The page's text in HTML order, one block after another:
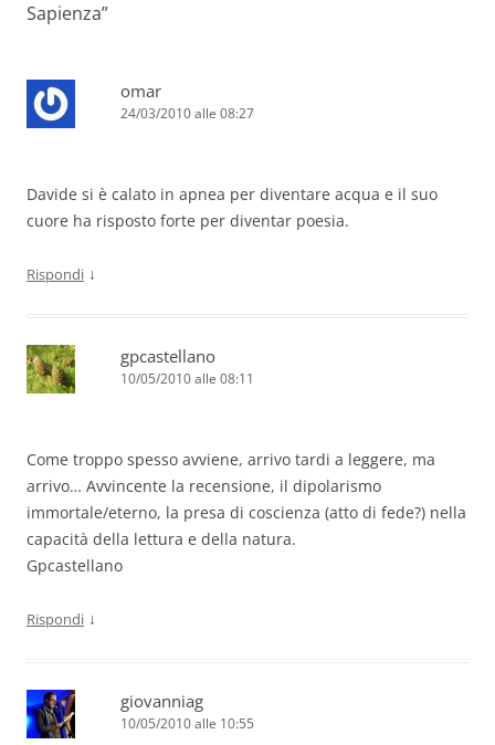
Sapienza”
omar
24/03/2010 alle 08:27
Davide si è calato in apnea per diventare acqua e il suo
cuore ha risposto forte per diventar poesia.
Rispondi ↓
gpcastellano
10/05/2010 alle 08:11
Come troppo spesso avviene, arrivo tardi a leggere, ma
arrivo… Avvincente la recensione, il dipolarismo
immortale/eterno, la presa di coscienza (atto di fede?) nella
capacità della lettura e della natura.
Gpcastellano
Rispondi ↓
giovanniag
10/05/2010 alle 10:55